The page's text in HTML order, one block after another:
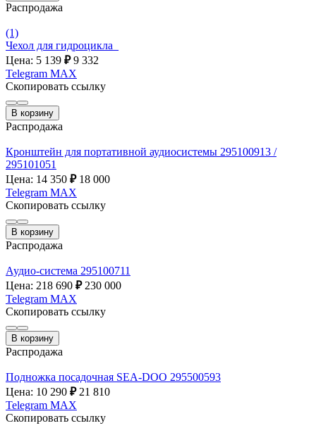
Распродажа
(1)
Чехол для гидроцикла_
Цена: 5 139 ₽ 9 332
Telegram MAX
Скопировать ссылку
В корзину
Распродажа
Кронштейн для портативной аудиосистемы 295100913 /
295101051
Цена: 14 350 ₽ 18 000
Telegram MAX
Скопировать ссылку
В корзину
Распродажа
Аудио-система 295100711
Цена: 218 690 ₽ 230 000
Telegram MAX
Скопировать ссылку
В корзину
Распродажа
Подножка посадочная SEA-DOO 295500593
Цена: 10 290 ₽ 21 810
Telegram MAX
Скопировать ссылку